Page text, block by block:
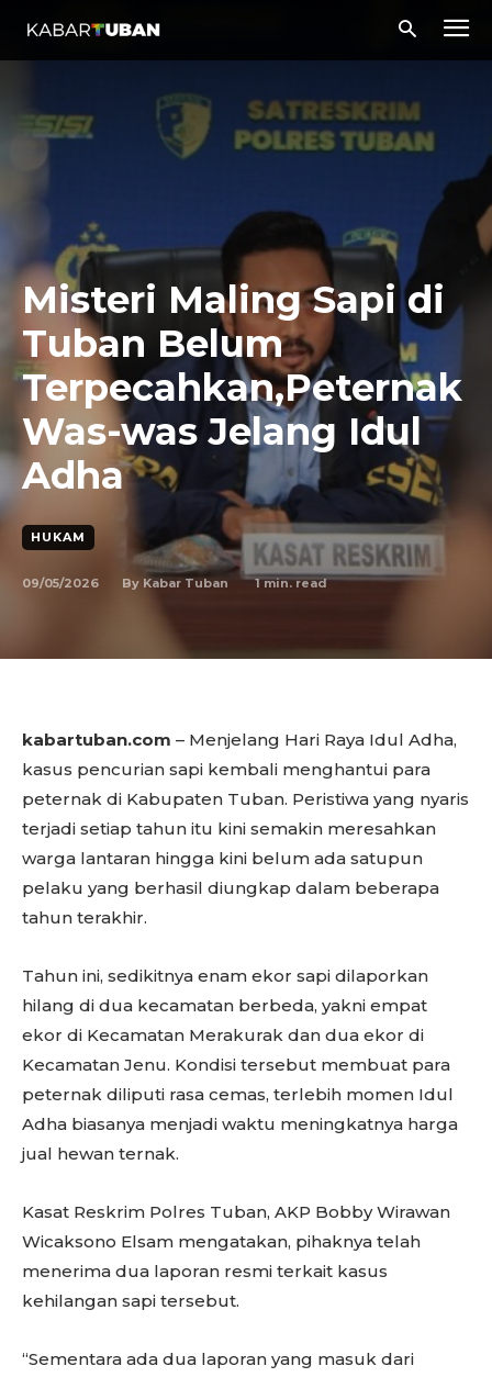
Misteri Maling Sapi di
Tuban Belum
Terpecahkan,Peternak
Was-was Jelang Idul
Adha
HUKAM
09/05/2026 By Kabar Tuban 1min. read
kabartuban.com – Menjelang Hari Raya Idul Adha,
kasus pencurian sapi kembali menghantui para
peternak di Kabupaten Tuban. Peristiwa yang nyaris
terjadi setiap tahun itu kini semakin meresahkan
warga lantaran hingga kini belum ada satupun
pelaku yang berhasil diungkap dalam beberapa
tahun terakhir.
Tahun ini, sedikitnya enam ekor sapi dilaporkan
hilang di dua kecamatan berbeda, yakni empat
ekor di Kecamatan Merakurak dan dua ekor di
Kecamatan Jenu. Kondisi tersebut membuat para
peternak diliputi rasa cemas, terlebih momen Idul
Adha biasanya menjadi waktu meningkatnya harga
jual hewan ternak.
Kasat Reskrim Polres Tuban, AKP Bobby Wirawan
Wicaksono Elsam mengatakan, pihaknya telah
menerima dua laporan resmi terkait kasus
kehilangan sapi tersebut.
“Sementara ada dua laporan yang masuk dari